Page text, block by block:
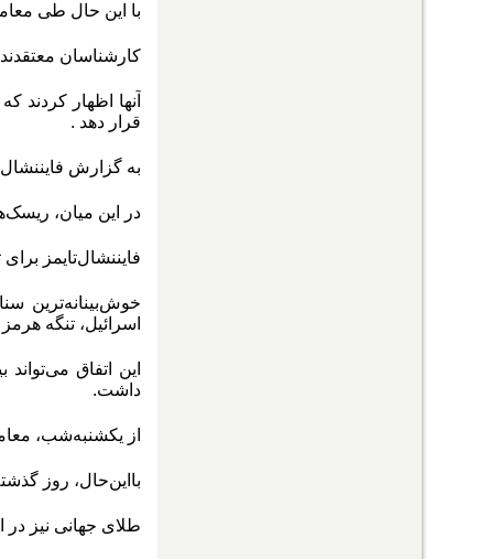
با ‌این‌ حال طی
کارشناسان
آنها اظهار کردند
قرار دهد .
به گزارش
در این میان،
فایننشال‌‌‌تایمز
خوش‌بینانه‌‌‌ترین
اسرائیل، تنگه هرمز را مسدود کند؛
این اتفاق
داشت.
از یکشنبه‌شب،
با‌این‌حال، روز
طلای جهانی نیز در ابتدای معاملات روز